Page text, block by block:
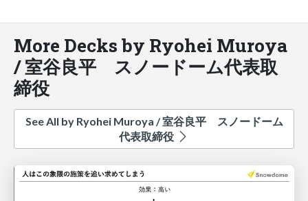
More Decks by Ryohei Muroya
/ 室谷良平 スノードーム代表取
締役
See All by Ryohei Muroya / 室谷良平 スノードーム
代表取締役